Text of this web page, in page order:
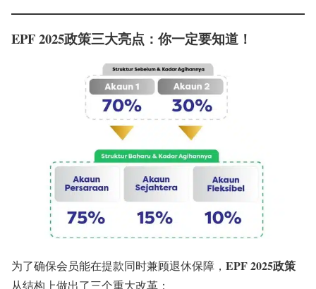
EPF 2025政策三大亮点：你一定要知道！
为了确保会员能在提款同时兼顾退休保障， EPF 2025政策
从结构上做出了三个重大改革：